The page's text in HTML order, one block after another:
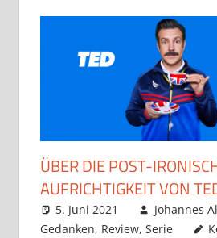
ÜBER DIE POST-
AUFRICHTIGKEIT VON
5. Juni 2021
Johannes
Gedanken, Review, Serie